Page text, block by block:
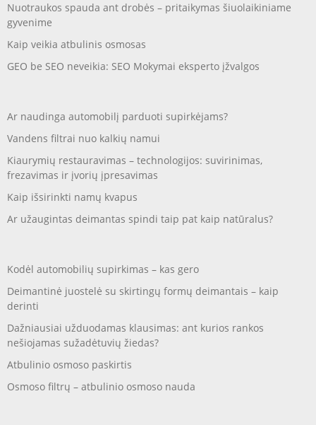
Nuotraukos spauda ant drobės – pritaikymas šiuolaikiniame
gyvenime
Kaip veikia atbulinis osmosas
GEO be SEO neveikia: SEO Mokymai eksperto įžvalgos
Ar naudinga automobilį parduoti supirkėjams?
Vandens filtrai nuo kalkių namui
Kiaurymių restauravimas – technologijos: suvirinimas,
frezavimas ir įvorių įpresavimas
Kaip išsirinkti namų kvapus
Ar užaugintas deimantas spindi taip pat kaip natūralus?
Kodėl automobilių supirkimas – kas gero
Deimantinė juostelė su skirtingų formų deimantais – kaip
derinti
Dažniausiai užduodamas klausimas: ant kurios rankos
nešiojamas sužadėtuvių žiedas?
Atbulinio osmoso paskirtis
Osmoso filtrų – atbulinio osmoso nauda